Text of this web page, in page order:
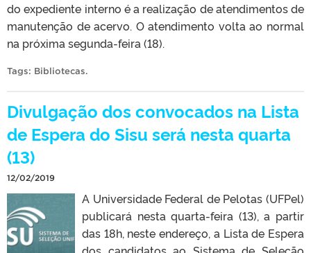
do expediente interno é a realização de atendimentos de
manutenção de acervo. O atendimento volta ao normal
na próxima segunda-feira (18).
Tags: Bibliotecas.
Divulgação dos convocados na Lista
de Espera do Sisu será nesta quarta
(13)
12/02/2019
A Universidade Federal de Pelotas (UFPel)
publicará nesta quarta-feira (13), a partir
das 18h, neste endereço, a Lista de Espera